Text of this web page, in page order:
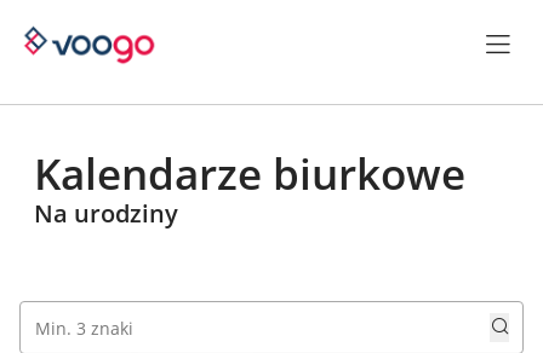
Kalendarze biurkowe
Na urodziny